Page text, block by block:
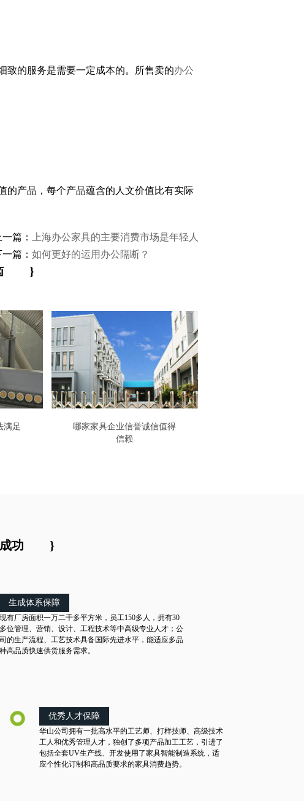
致的服务是需要一定成本的。所售卖的办公
的产品，每个产品蕴含的人文价值比有实际
一篇：
上海办公家具的主要消费市场是年轻人
篇： 如何更好的运用办公隔断？
}
满足
哪家家具企业信誉诚信值得
信赖
功 }
优秀人才保障
华山公司拥有一批高水平的工艺师、打样技师、高级技术
工人和优秀管理人才，独创了多项产品加工工艺，引进了
包括全套UV生产线、开发使用了家具智能制造系统，适
应个性化订制和高品质要求的家具消费趋势。
生成体系保障
现有厂房面积一万二千多平方米，员工150多人，拥有30
多位管理、营销、设计、工程技术等中高级专业人才；公
司的生产流程、工艺技术具备国际先进水平，能适应多品
种高品质快速供货服务需求。